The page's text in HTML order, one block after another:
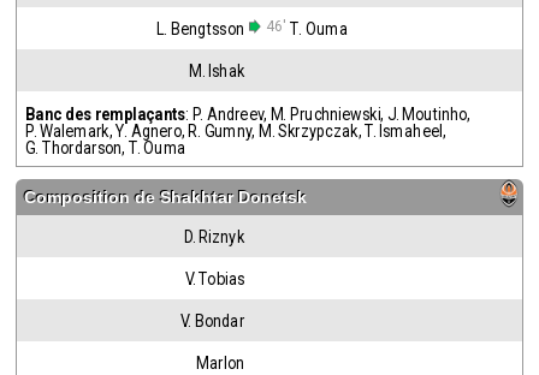
L. Bengtsson 46' T. Ouma
M. Ishak
Banc des remplaçants: P. Andreev, M. Pruchniewski, J. Moutinho,
P. Walemark,Y. Agnero, R. Gumny, M. Skrzypczak,T. Ismaheel,
G. Thordarson, T. Ouma
Composition deShakhtar Donetsk
D. Riznyk
V. Tobias
V. Bondar
Marlon